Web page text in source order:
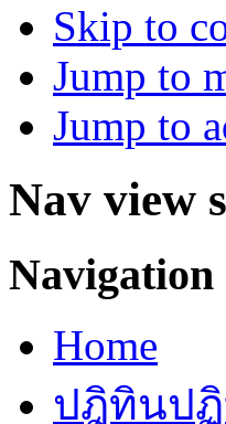
Skip to
Jump to
Jump to
Nav view
Navigation
Home
ปฎิทินปฏิ